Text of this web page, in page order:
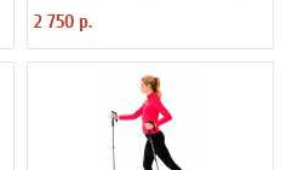
2 750 р.